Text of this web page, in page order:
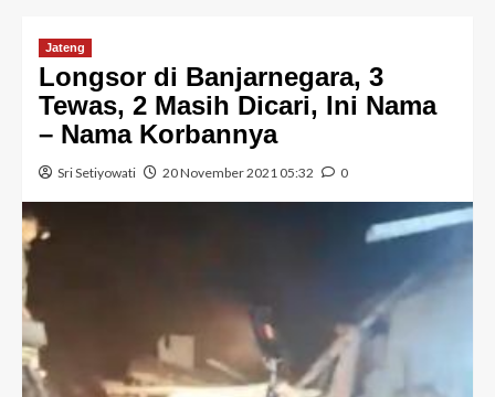
Jateng
Longsor di Banjarnegara, 3
Tewas, 2 Masih Dicari, Ini Nama
– Nama Korbannya
Sri Setiyowati 20 November 2021 05:32 0